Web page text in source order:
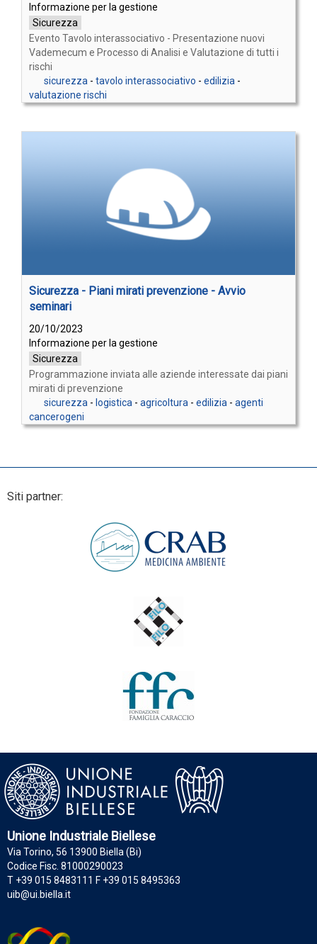
Informazione per la gestione
Sicurezza
Evento Tavolo interassociativo - Presentazione nuovi
Vademecum e Processo di Analisi e Valutazione di tutti i
rischi
sicurezza- tavolo interassociativo - edilizia-
valutazione rischi
Sicurezza - Piani mirati prevenzione - Avvio
seminari
20/10/2023
Informazione per la gestione
Sicurezza
Programmazione inviata alle aziende interessate dai piani
mirati di prevenzione
sicurezza- logistica- agricoltura- edilizia- agenti
cancerogeni
Siti partner:
Unione Industriale Biellese
Via Torino, 56 13900 Biella (Bi)
Codice Fisc. 81000290023
T +39 015 8483111 F +39 015 8495363
uib@ui.biella.it